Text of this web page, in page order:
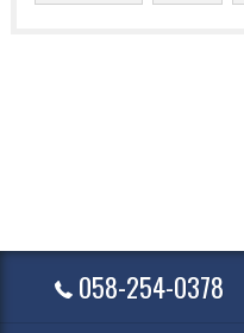
058-254-0378